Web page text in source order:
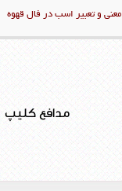
معنی و تعبیر اسب در فال قهوه
مدافع کلیپ